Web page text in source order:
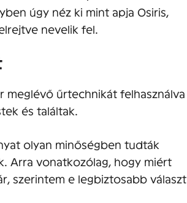
úgy néz ki mint apja Osiris,
nevelik fel.
meglévő űrtechnikát felhasználva
és találtak.
olyan minőségben tudták
Arra vonatkozólag, hogy miért
szerintem e legbiztosabb választ